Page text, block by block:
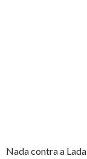
Nada contra a